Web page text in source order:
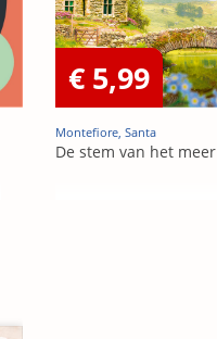
€ 5,99
Montefiore, Santa
De stem van het meer